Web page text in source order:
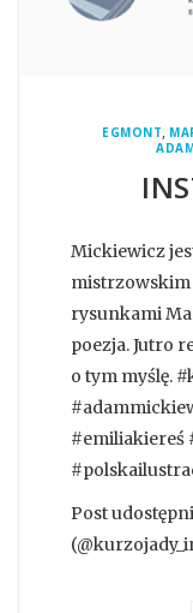
EGMONT,
Mickiewicz
mistrzowskim
rysunkami
poezja. Jutro
o tym myślę.
#emiliakiereś
Post